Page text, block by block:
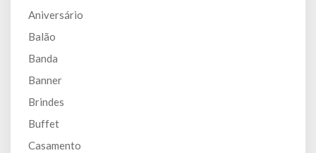
Aniversário
Balão
Banda
Banner
Brindes
Buffet
Casamento